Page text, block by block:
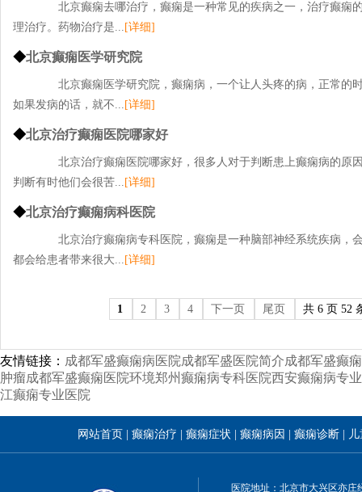
北京癫痫去哪治疗，癫痫是一种常见的疾病之一，治疗癫痫
理治疗。药物治疗是... [详细]
◆北京癫痫医学研究院
北京癫痫医学研究院，癫痫病，一个让人头疼的病，正常的
如果发病的话，就不... [详细]
◆北京治疗癫痫医院哪家好
北京治疗癫痫医院哪家好，很多人对于判断患上癫痫病的原
判断有时他们会很苦... [详细]
◆北京治疗癫痫病科医院
北京治疗癫痫病专科医院，癫痫是一种脑部神经系统疾病，
都会给患者带来很大... [详细]
1 2 3 4 下一页 尾页 共 6 页 52
友情链接： 成都军盛癫痫病医院成都军盛医院简介成都军盛癫
肿瘤成都军盛癫痫医院环境郑州癫痫病专科医院西安癫痫病专
江癫痫专业医院
网站首页 |癫痫治疗 |癫痫症状 |癫痫病因 |癫痫诊断
医院地址：北京市大兴区亦